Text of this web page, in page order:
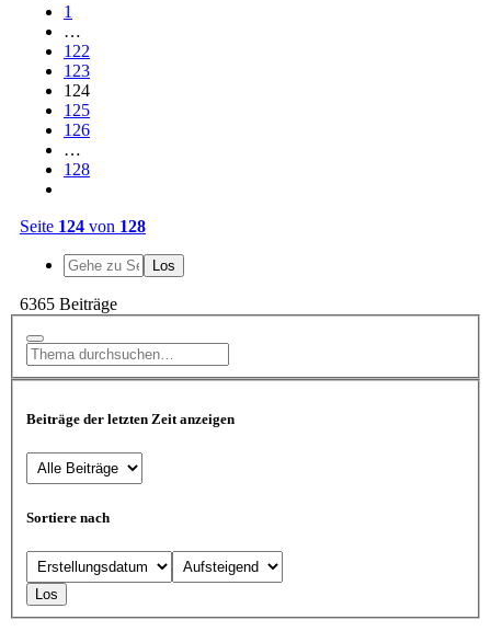
1
…
122
123
124
125
126
…
128
Seite 124 von 128
6365 Beiträge
Beiträge der letzten Zeit anzeigen
Sortiere nach